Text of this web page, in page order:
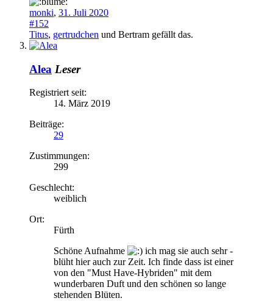
monki, 31. Juli 2020
#152
Titus, gertrudchen und Bertram gefällt das.
Alea Leser
Registriert seit:
14. März 2019
Beiträge:
29
Zustimmungen:
299
Geschlecht:
weiblich
Ort:
Fürth
Schöne Aufnahme
ich mag sie auch sehr -
blüht hier auch zur Zeit. Ich finde dass ist einer
von den "Must Have-Hybriden" mit dem
wunderbaren Duft und den schönen so lange
stehenden Blüten.